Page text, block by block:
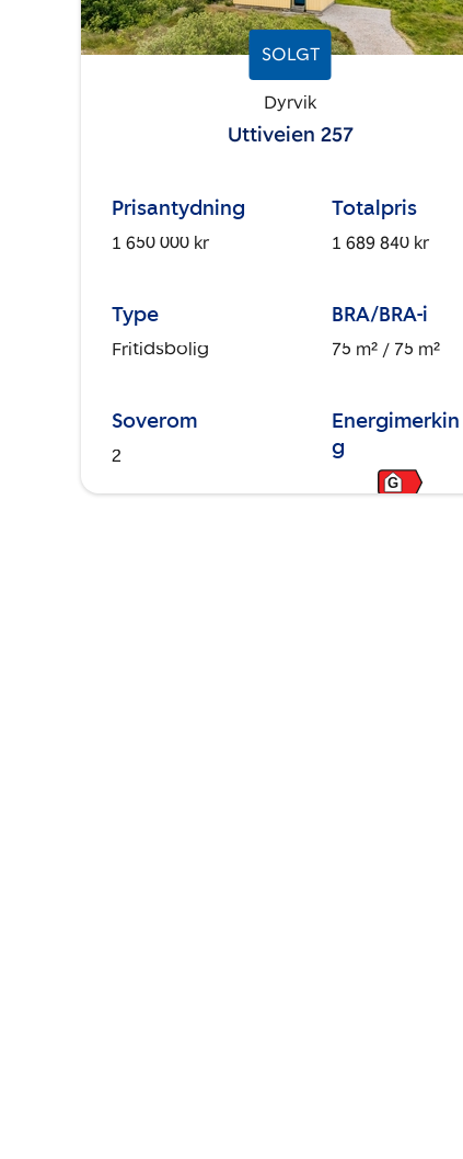
SOLGT
Dyrvik
Uttiveien 257
Prisantydning
1 650 000 kr
Totalpris
1 689 840 kr
Type
Fritidsbolig
BRA/BRA-i
75 m² / 75 m²
Soverom
2
Energimerkin
g
G